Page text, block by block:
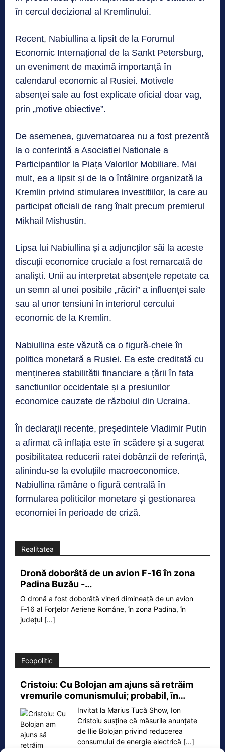
în cercul decizional al Kremlinului.
Recent, Nabiullina a lipsit de la Forumul
Economic Internațional de la Sankt Petersburg,
un eveniment de maximă importanță în
calendarul economic al Rusiei. Motivele
absenței sale au fost explicate oficial doar vag,
prin „motive obiective”.
De asemenea, guvernatoarea nu a fost prezentă
la o conferință a Asociației Naționale a
Participanților la Piața Valorilor Mobiliare. Mai
mult, ea a lipsit și de la o întâlnire organizată la
Kremlin privind stimularea investițiilor, la care au
participat oficiali de rang înalt precum premierul
Mikhail Mishustin.
Lipsa lui Nabiullina și a adjuncților săi la aceste
discuții economice cruciale a fost remarcată de
analiști. Unii au interpretat absențele repetate ca
un semn al unei posibile „răciri” a influenței sale
sau al unor tensiuni în interiorul cercului
economic de la Kremlin.
Nabiullina este văzută ca o figură-cheie în
politica monetară a Rusiei. Ea este creditată cu
menținerea stabilității financiare a țării în fața
sancțiunilor occidentale și a presiunilor
economice cauzate de războiul din Ucraina.
În declarații recente, președintele Vladimir Putin
a afirmat că inflația este în scădere și a sugerat
posibilitatea reducerii ratei dobânzii de referință,
alinindu-se la evoluțiile macroeconomice.
Nabiullina rămâne o figură centrală în
formularea politicilor monetare și gestionarea
economiei în perioade de criză.
Realitatea
Dronă doborâtă de un avion F‑16 în zona
Padina Buzău -…
O dronă a fost doborâtă vineri dimineață de un avion
F‑16 al Forțelor Aeriene Române, în zona Padina, în
județul [...]
Ecopolitic
Cristoiu: Cu Bolojan am ajuns să retrăim
vremurile comunismului; probabil, în…
Invitat la Marius Tucă Show, Ion
Cristoiu susține că măsurile anunțate
de Ilie Bolojan privind reducerea
consumului de energie electrică [...]